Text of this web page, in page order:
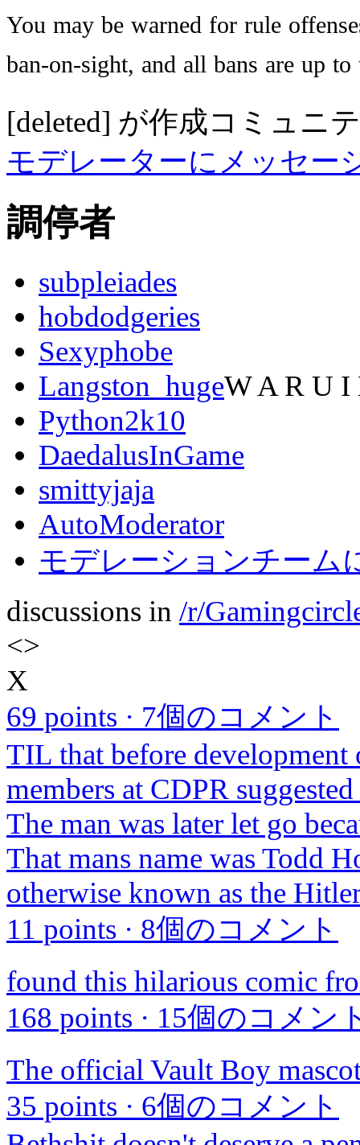
You may be warned for rule
ban-on-sight, and all bans are up to
[deleted] が作成コミュニ
モデレーターにメッセー
調停者
subpleiades
hobdodgeries
Sexyphobe
Langston_hugeW A R U I
Python2k10
DaedalusInGame
smittyjaja
AutoModerator
モデレーションチーム
discussions in /r/
<>
X
69 points · 7個のコメント
TIL that before development
members at CDPR
The man was later let go
That mans name was Todd
otherwise known as the
11 points · 8個のコメント
found this hilarious comic
168 points · 15個のコメン
The official Vault Boy
35 points · 6個のコメント